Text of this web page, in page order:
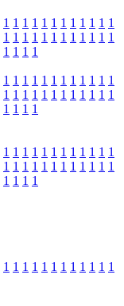
1 1 1 1 1 1 1 1 1 1 1 1
1 1 1 1 1 1 1 1 1 1 1 1
1 1 1 1
1 1 1 1 1 1 1 1 1 1 1 1
1 1 1 1 1 1 1 1 1 1 1 1
1 1 1 1
1 1 1 1 1 1 1 1 1 1 1 1
1 1 1 1 1 1 1 1 1 1 1 1
1 1 1 1
1 1 1 1 1 1 1 1 1 1 1 1